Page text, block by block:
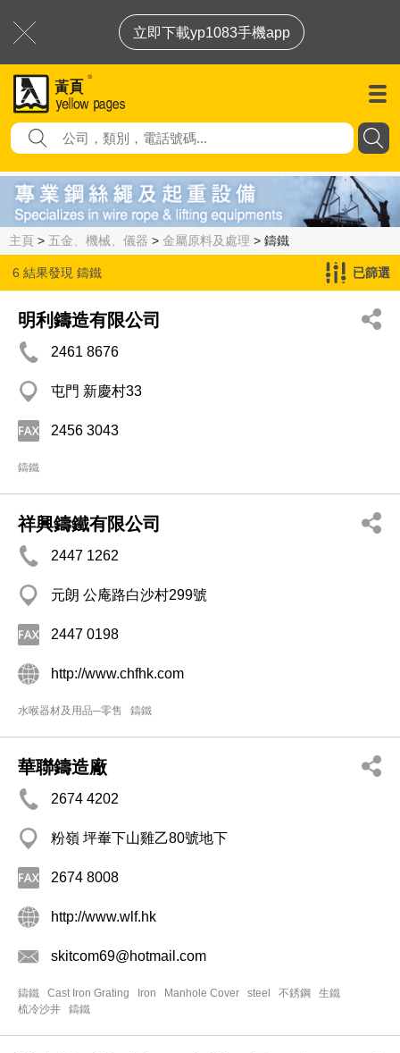
立即下載yp1083手機app
主頁 > 五金、機械、儀器 > 金屬原料及處理 > 鑄鐵
6 結果發現 鑄鐵 已篩選
明利鑄造有限公司
2461 8676
屯門 新慶村33
2456 3043
鑄鐵
祥興鑄鐵有限公司
2447 1262
元朗 公庵路白沙村299號
2447 0198
http://www.chfhk.com
水喉器材及用品─零售 鑄鐵
華聯鑄造廠
2674 4202
粉嶺 坪輋下山雞乙80號地下
2674 8008
http://www.wlf.hk
skitcom69@hotmail.com
鑄鐵 Cast Iron Grating Iron Manhole Cover steel 不銹鋼
生鐵
梳冷沙井
鑄鐵